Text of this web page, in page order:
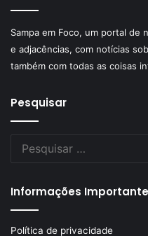
Sampa em Foco, um portal de
e adjacências, com notícias
também com todas as coisas
Pesquisar
Informações
Política de privacidade